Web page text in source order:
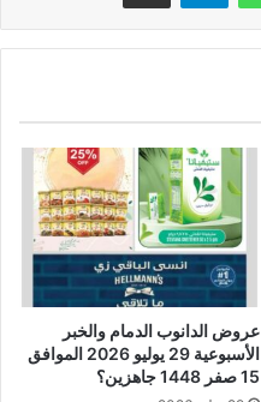
عروض الدانوب الدمام والخبر
الأسبوعية 29 يوليو 2026 الموافق
15 صفر 1448 جاهزين؟